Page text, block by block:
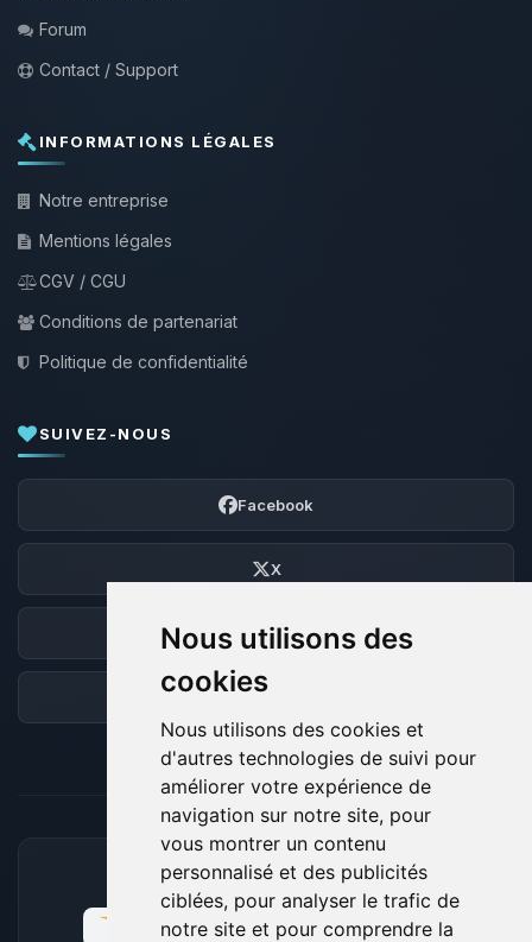
Nous utilisons des
cookies
Nous utilisons des cookies et
d'autres technologies de suivi pour
améliorer votre expérience de
navigation sur notre site, pour
vous montrer un contenu
personnalisé et des publicités
ciblées, pour analyser le trafic de
notre site et pour comprendre la
Forum
Contact / Support
INFORMATIONS LÉGALES
Notre entreprise
Mentions légales
CGV / CGU
Conditions de partenariat
Politique de confidentialité
SUIVEZ-NOUS
Facebook
X
Discord
Forum
MOYENS DE PAIEMENT ACCEPTÉS